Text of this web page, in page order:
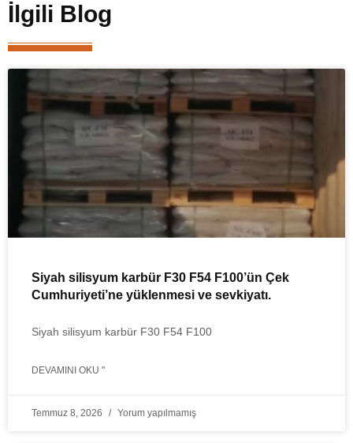
İlgili Blog
Siyah silisyum karbür F30 F54 F100’ün Çek
Cumhuriyeti’ne yüklenmesi ve sevkiyatı.
Siyah silisyum karbür F30 F54 F100
DEVAMINI OKU "
Temmuz 8, 2026 Yorum yapılmamış